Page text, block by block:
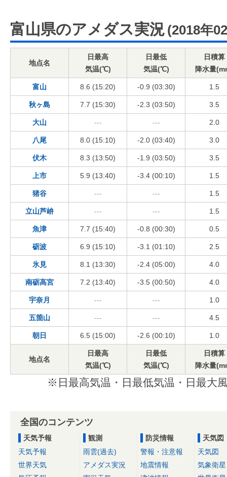
富山県のアメダス実況 (2018年
地点名
日最高
気温(℃)
日最低
気温(℃)
日積算
降水量
富山 8.6 (15:20) -0.9 (03:30) 1.5
秋ヶ島 7.7 (15:30) -2.3 (03:50) 3.5
大山 --- --- 2.0
八尾 8.0 (15:10) -2.0 (03:40) 3.0
伏木 8.3 (13:50) -1.9 (03:50) 3.5
上市 5.9 (13:40) -3.4 (00:10) 1.5
猪谷 --- --- 1.5
立山芦峅 --- --- 1.5
魚津 7.7 (15:40) -0.8 (00:30) 0.5
砺波 6.9 (15:10) -3.1 (01:10) 2.5
氷見 8.1 (13:30) -2.4 (05:00) 4.0
南砺高宮 7.2 (13:40) -3.5 (00:50) 4.0
宇奈月 --- --- 1.0
五箇山 --- --- 4.5
朝日 6.5 (15:00) -2.6 (00:10) 1.0
地点名
日最高
気温(℃)
日最低
気温(℃)
日積算
降水量
※日最高気温・日最低気温・日最大
全国のコンテンツ
天気予報
天気予報
世界天気
観測
雨雲(過去)
アメダス実況
防災情報
警報・注意報
地震情報
天気図
天気図
気象衛星